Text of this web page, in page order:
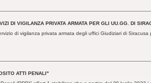
DI VIGILANZA PRIVATA ARMATA PER GLI UU.GG. DI
di vigilanza privata armata degli uffici Giudiziari di Siracusa
ATTI PENALI"